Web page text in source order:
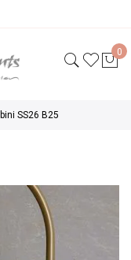
SS26 B25